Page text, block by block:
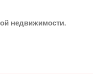
недвижимости.